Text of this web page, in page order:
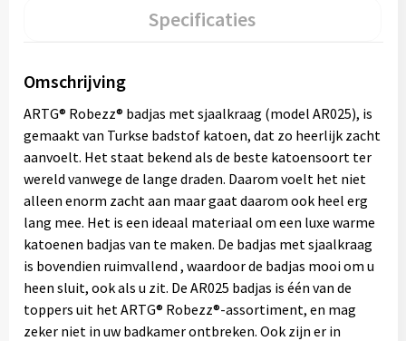
Specificaties
Omschrijving
ARTG® Robezz® badjas met sjaalkraag (model AR025), is
gemaakt van Turkse badstof katoen, dat zo heerlijk zacht
aanvoelt. Het staat bekend als de beste katoensoort ter
wereld vanwege de lange draden. Daarom voelt het niet
alleen enorm zacht aan maar gaat daarom ook heel erg
lang mee. Het is een ideaal materiaal om een luxe warme
katoenen badjas van te maken. De badjas met sjaalkraag
is bovendien ruimvallend , waardoor de badjas mooi om u
heen sluit, ook als u zit. De AR025 badjas is één van de
toppers uit het ARTG® Robezz®-assortiment, en mag
zeker niet in uw badkamer ontbreken. Ook zijn er in